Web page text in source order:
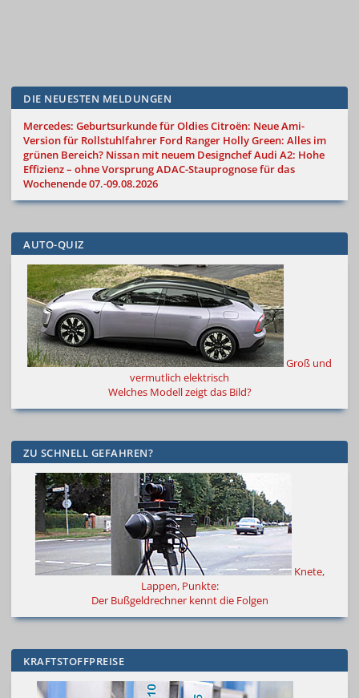
DIE NEUESTEN MELDUNGEN
Mercedes: Geburtsurkunde für OldiesCitroën: Neue Ami-
Version für Rollstuhlfahrer Ford Ranger Holly Green: Alles im
grünen Bereich? Nissan mit neuem DesignchefAudi A2: Hohe
Effizienz – ohne VorsprungADAC-Stauprognose für das
Wochenende 07.-09.08.2026
AUTO-QUIZ
Groß und
vermutlich elektrisch
Welches Modell zeigt das Bild?
ZU SCHNELL GEFAHREN?
Knete,
Lappen, Punkte:
Der Bußgeldrechner kennt die Folgen
KRAFTSTOFFPREISE